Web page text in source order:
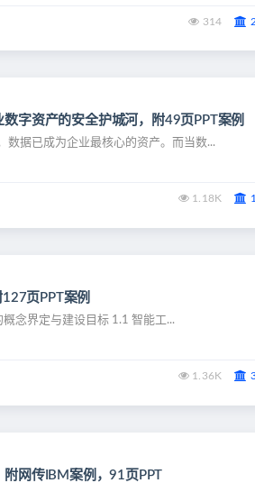
314
字资产的安全护城河，附49页PPT案例
数据已成为企业最核心的资产。而当数...
1.18K
页PPT案例
念界定与建设目标 1.1 智能工...
1.36K
网传IBM案例，91页PPT